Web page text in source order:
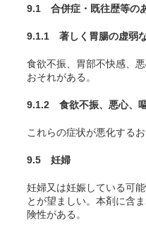
9.1 合併症・既往歴等の
9.1.1 著しく胃腸の虚弱
食欲不振、胃部不快感、
おそれがある。
9.1.2 食欲不振、悪心、
これらの症状が悪化するお
9.5 妊婦
妊婦又は妊娠している可
とが望ましい。本剤に含
険性がある。